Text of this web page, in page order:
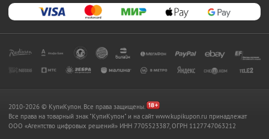
2010-2026 © КупиКупон. Все права защищены.
Все права на товарный знак "КупиКупон" и на сайт www.kupikupon.ru принадлежат
OOO «Агентство цифровых решений» ИНН 7705523387, ОГРН 1127747063212